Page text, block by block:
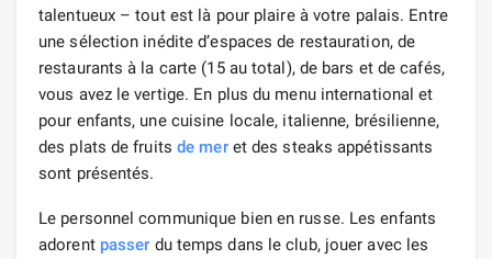
talentueux – tout est là pour plaire à votre palais. Entre
une sélection inédite d’espaces de restauration, de
restaurants à la carte (15 au total), de bars et de cafés,
vous avez le vertige. En plus du menu international et
pour enfants, une cuisine locale, italienne, brésilienne,
des plats de fruits de meret des steaks appétissants
sont présentés.
Le personnel communique bien en russe. Les enfants
adorent passer du temps dans le club, jouer avec les